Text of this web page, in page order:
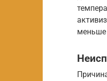
меньше